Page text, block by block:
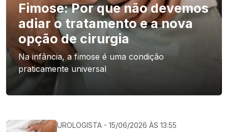
Fimose: Por que não devemos
adiar o tratamento e a nova
opção de cirurgia
Na infância, a fimose é uma condição
praticamente universal
UROLOGISTA - 15/06/2026 ÀS 13:55